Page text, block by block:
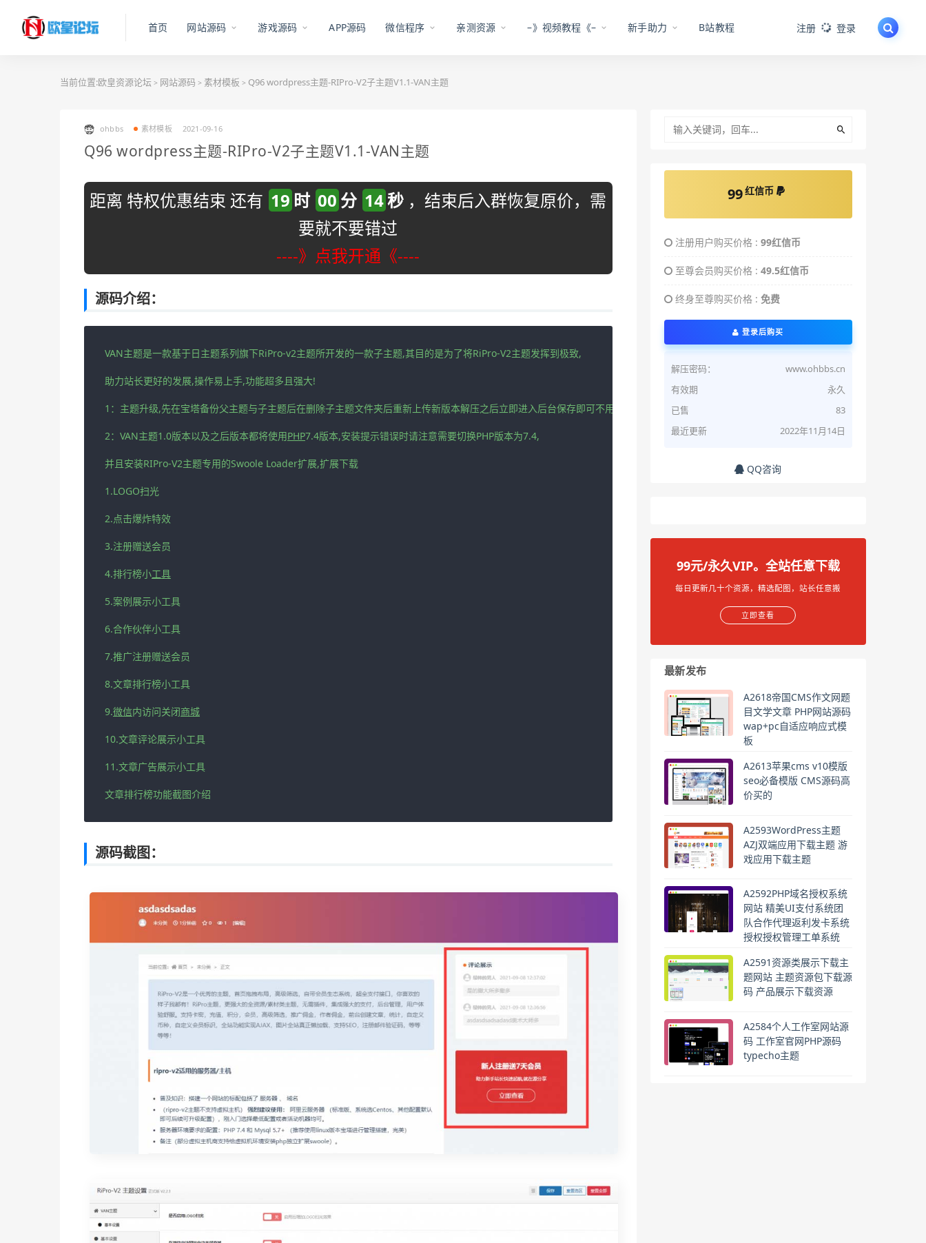
首页 网站源码 游戏源码 APP源码 微信程序 亲测资源 –》视频教程《– 新手助力 B站教程 注册 登录
当前位置:欧皇资源论坛 > 网站源码 > 素材模板 > Q96 wordpress主题-RIPro-V2子主题V1.1-VAN主题
ohbbs 素材模板 2021-09-16
Q96 wordpress主题-RIPro-V2子主题V1.1-VAN主题
距离 特权优惠结束 还有 19 时 00 分 13秒 ，结束后入群恢复原价，需
要就不要错过
----》点我开通《----
源码介绍：
VAN主题是一款基于日主题系列旗下RiPro-v2主题所开发的一款子主题,其目的是为了将RiPro-V2主题发挥到极致,
助力站长更好的发展,操作易上手,功能超多且强大!
1：主题升级,先在宝塔备份父主题与子主题后在删除子主题文件夹后重新上传新版本解压之后立即进入后台保存即可不用重新配置
2：VAN主题1.0版本以及之后版本都将使用PHP7.4版本,安装提示错误时请注意需要切换PHP版本为7.4,
并且安装RIPro-V2主题专用的Swoole Loader扩展,扩展下载
1.LOGO扫光
2.点击爆炸特效
3.注册赠送会员
4.排行榜小工具
5.案例展示小工具
6.合作伙伴小工具
7.推广注册赠送会员
8.文章排行榜小工具
9.微信内访问关闭商城
10.文章评论展示小工具
11.文章广告展示小工具
文章排行榜功能截图介绍
源码截图：
99红信币
注册用户购买价格 : 99红信币
至尊会员购买价格 : 49.5红信币
终身至尊购买价格 : 免费
登录后购买
解压密码：
www.ohbbs.cn
有效期
永久
已售
83
最近更新
2022年11月14日
QQ咨询
99元/永久VIP。全站任意下载
每日更新几十个资源，精选配图，站长任意搬
立即查看
最新发布
A2618帝国CMS作文网题
目文学文章 PHP网站源码
wap+pc自适应响应式模
板
A2613苹果cms v10模版
seo必备模版 CMS源码高
价买的
A2593WordPress主题
AZJ双端应用下载主题 游
戏应用下载主题
A2592PHP域名授权系统
网站 精美UI支付系统团
队合作代理返利发卡系统
授权授权管理工单系统
A2591资源类展示下载主
题网站 主题资源包下载源
码 产品展示下载资源
A2584个人工作室网站源
码 工作室官网PHP源码
typecho主题